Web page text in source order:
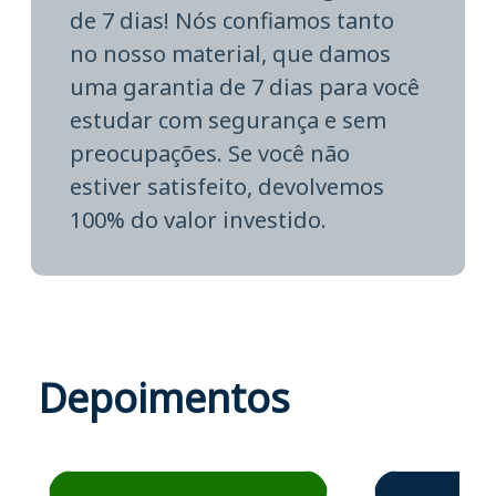
de 7 dias! Nós confiamos tanto
no nosso material, que damos
uma garantia de 7 dias para você
estudar com segurança e sem
preocupações. Se você não
estiver satisfeito, devolvemos
100% do valor investido.
Depoimentos
Estudante José recomenda o Aprova Concursos emEstudante Elais